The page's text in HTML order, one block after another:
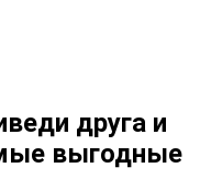
друга и
выгодные